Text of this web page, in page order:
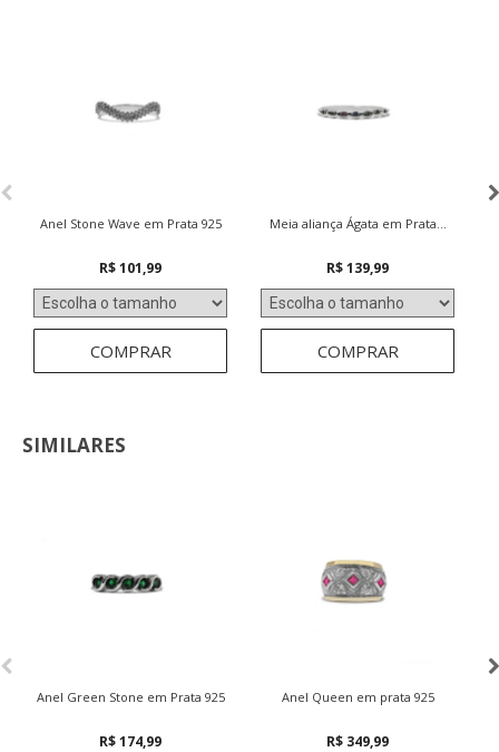
Anel Stone Wave em Prata 925
R$ 101,99
COMPRAR
Meia aliança Ágata em Prata...
R$ 139,99
COMPRAR
SIMILARES
Anel Green Stone em Prata 925
R$ 174,99
Anel Queen em prata 925
R$ 349,99